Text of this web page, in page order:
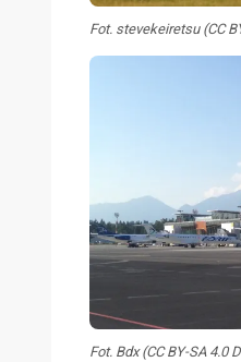
Fot. stevekeiretsu (CC
Fot. Bdx (CC BY-SA 4.0